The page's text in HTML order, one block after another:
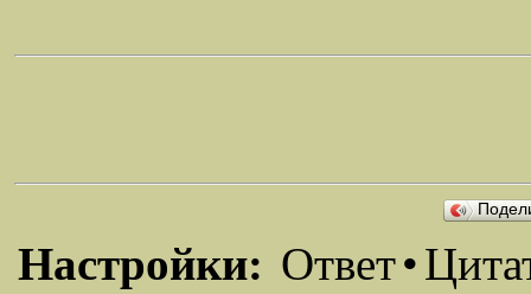
Настройки: Ответ•